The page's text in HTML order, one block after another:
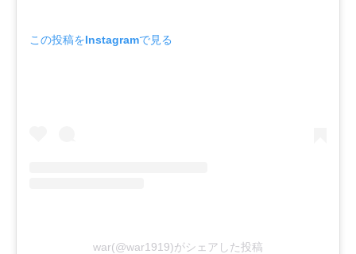
この投稿をInstagramで見る
war(@war1919)がシェアした投稿